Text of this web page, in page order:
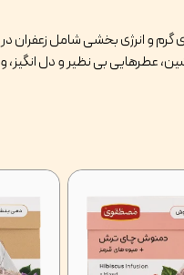
و انرژی بخشی شامل زعفران در
عطرهایی بی نظیر و دل انگیز، و